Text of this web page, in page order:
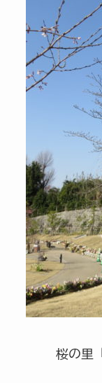
桜の里